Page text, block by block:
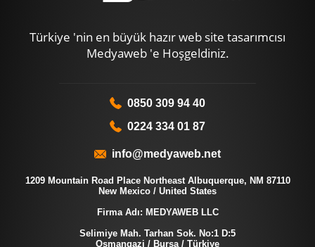
Türkiye 'nin en büyük hazır web site tasarımcısı
Medyaweb 'e Hoşgeldiniz.
0850 309 94 40
0224 334 01 87
info@medyaweb.net
1209 Mountain Road Place Northeast Albuquerque, NM 87110
New Mexico / United States
Firma Adı: MEDYAWEB LLC
Selimiye Mah. Tarhan Sok. No:1 D:5
Osmangazi / Bursa / Türkiye